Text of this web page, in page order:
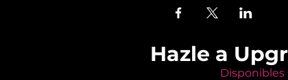
Hazle a
Disponibles